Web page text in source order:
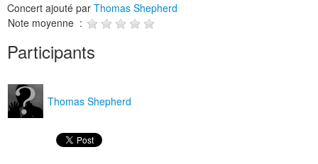
Concert ajouté par Thomas Shepherd
Note moyenne :
Participants
Thomas Shepherd